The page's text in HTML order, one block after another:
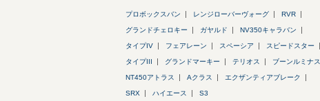
プロボックスバン レンジローバーヴォーグ RVR
グランドチェロキー ガヤルド NV350キャラバン
タイプIV フェアレーン スペーシア スピードスター
タイプIII グランドマーキー テリオス ブーンルミナス
NT450アトラス Aクラス エクザンティアブレーク
SRX ハイエース S3